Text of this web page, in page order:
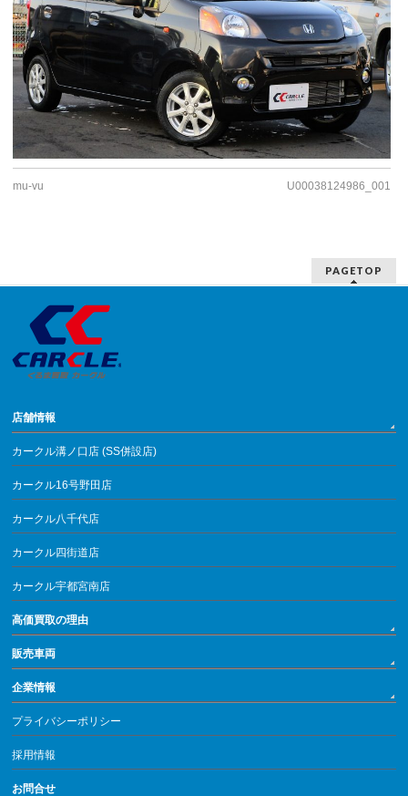
mu-vu U00038124986_001
PAGETOP
店舗情報
カークル溝ノ口店 (SS併設店)
カークル16号野田店
カークル八千代店
カークル四街道店
カークル宇都宮南店
高価買取の理由
販売車両
企業情報
プライバシーポリシー
採用情報
お問合せ